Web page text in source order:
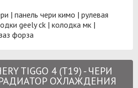
| панель чери кимо | рулевая
geely ck | колодка мк |
форза
TIGGO 4 (T19) - ЧЕРИ
РАДИАТОР ОХЛАЖДЕНИЯ